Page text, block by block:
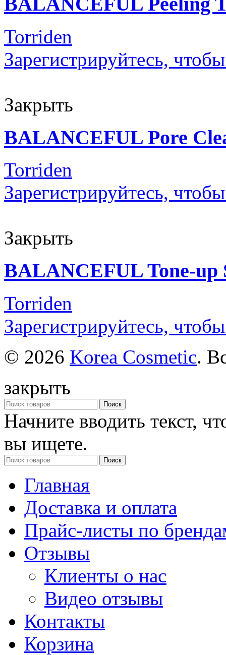
Torriden
Зарегистрируйтесь,
Закрыть
BALANCEFUL Pore
Torriden
Зарегистрируйтесь,
Закрыть
BALANCEFUL Tone-up
Torriden
Зарегистрируйтесь,
© 2026 Korea Cosmetic.
закрыть
Поиск
Начните вводить текст,
вы ищете.
Поиск
Главная
Доставка и оплата
Прайс-листы по
Отзывы
Клиенты о нас
Видео отзывы
Контакты
Корзина